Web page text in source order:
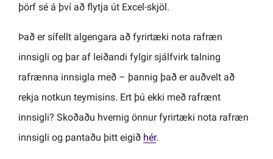
þörf sé á því að flytja út Excel-skjöl.
Það er sífellt algengara að fyrirtæki nota rafræn
innsigli og þar af leiðandi fylgir sjálfvirk talning
rafrænna innsigla með – þannig það er auðvelt að
rekja notkun teymisins. Ert þú ekki með rafrænt
innsigli? Skoðaðu hvernig önnur fyrirtæki nota rafræn
innsigli og pantaðu þitt eigið hér.